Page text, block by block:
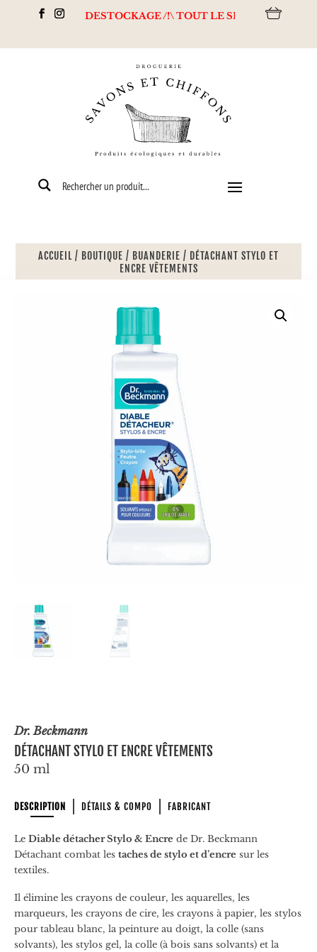
DESTOCKAGE /!\ TOUT LE SITE À - 50% + Livraison
ACCUEIL / BOUTIQUE / BUANDERIE / DÉTACHANT STYLO ET
ENCRE VÊTEMENTS
Dr. Beckmann
DÉTACHANT STYLO ET ENCRE VÊTEMENTS
50 ml
DESCRIPTION DÉTAILS & COMPO FABRICANT
Le Diable détacher Stylo & Encre de Dr. Beckmann
Détachant combat les taches de stylo et d’encre sur les
textiles.
Il élimine les crayons de couleur, les aquarelles, les
marqueurs, les crayons de cire, les crayons à papier, les stylos
pour tableau blanc, la peinture au doigt, la colle (sans
solvants), les stylos gel, la colle (à bois sans solvants) et la